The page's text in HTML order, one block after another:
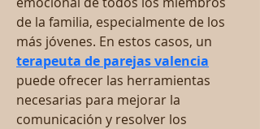
de la familia, especialmente de los
más jóvenes. En estos casos, un
terapeuta de parejas valencia
puede ofrecer las herramientas
necesarias para mejorar la
comunicación y resolver los